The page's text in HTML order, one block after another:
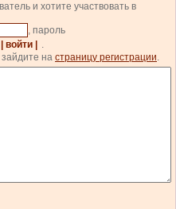
и хотите участвовать в
, пароль
| войти |
.
на страницу регистрации.